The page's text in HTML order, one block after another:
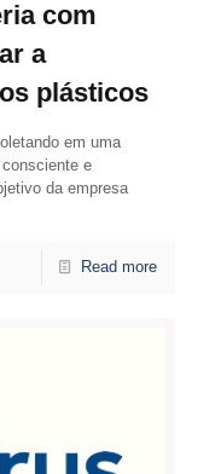
com
a
plásticos
em uma
e
da empresa
Read more